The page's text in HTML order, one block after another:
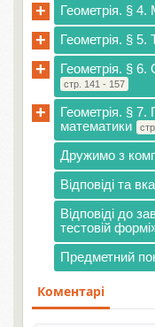
+ Геометрія. § 4.
+ Геометрія. § 5.
+ Геометрія. §
стр. 141 - 157
+
Геометрія. §
математики
Дружимо з
Відповіді та
Відповіді до
тестовій
Предметний